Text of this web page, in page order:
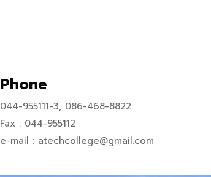
Phone
044-955111-3, 086-468-8822
Fax : 044-955112
e-mail : atechcollege@gmail.com